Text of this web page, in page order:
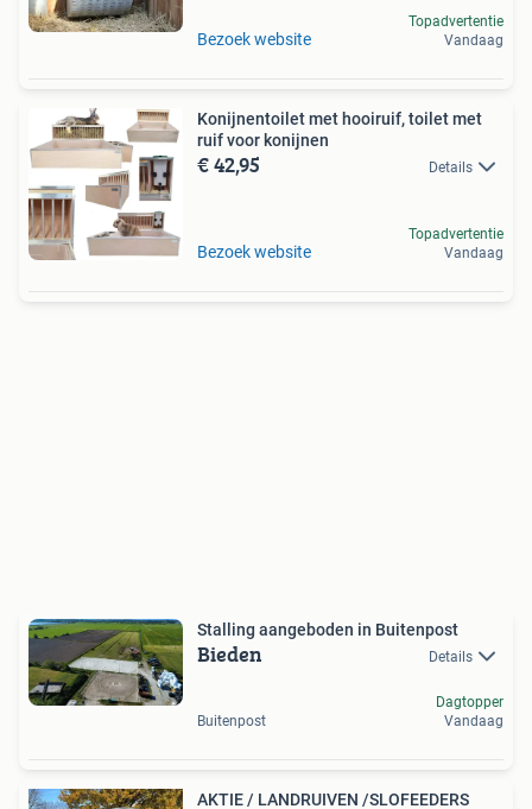
Bezoek website
Topadvertentie
Vandaag
Konijnentoilet met hooiruif, toilet met
ruif voor konijnen
€ 42,95 Details
Bezoek website
Topadvertentie
Vandaag
Stalling aangeboden in Buitenpost
Bieden Details
Buitenpost
Dagtopper
Vandaag
AKTIE / LANDRUIVEN /SLOFEEDERS